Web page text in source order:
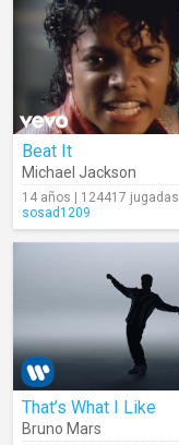
Beat It
Michael Jackson
14 años | 124417 jugadas
sosad1209
That’s What I Like
Bruno Mars